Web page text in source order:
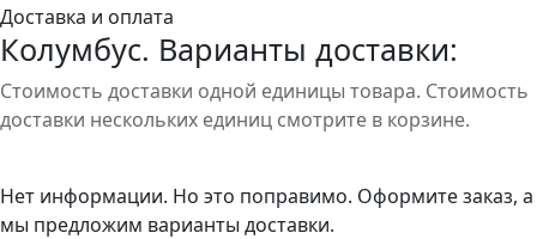
Доставка и оплата
Колумбус. Варианты доставки:
Стоимость доставки одной единицы товара. Стоимость
доставки нескольких единиц смотрите в корзине.
Нет информации. Но это поправимо. Оформите заказ, а
мы предложим варианты доставки.